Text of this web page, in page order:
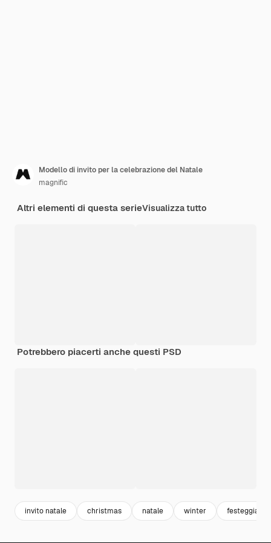
Modello di invito per la celebrazione del Natale
magnific
Altri elementi di questa serieVisualizza tutto
Potrebbero piacerti anche questi PSD
invito natale christmas natale winter